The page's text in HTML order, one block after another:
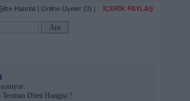
Şifre Hatırlat | Online Üyeler (0) | İÇERİK PAYLAŞ
soruyor:
Teoman Düeti Hangisi ?